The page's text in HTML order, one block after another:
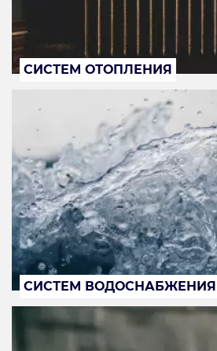
СИСТЕМ ОТОПЛЕНИЯ
СИСТЕМ ВОДОСНАБЖЕНИЯ